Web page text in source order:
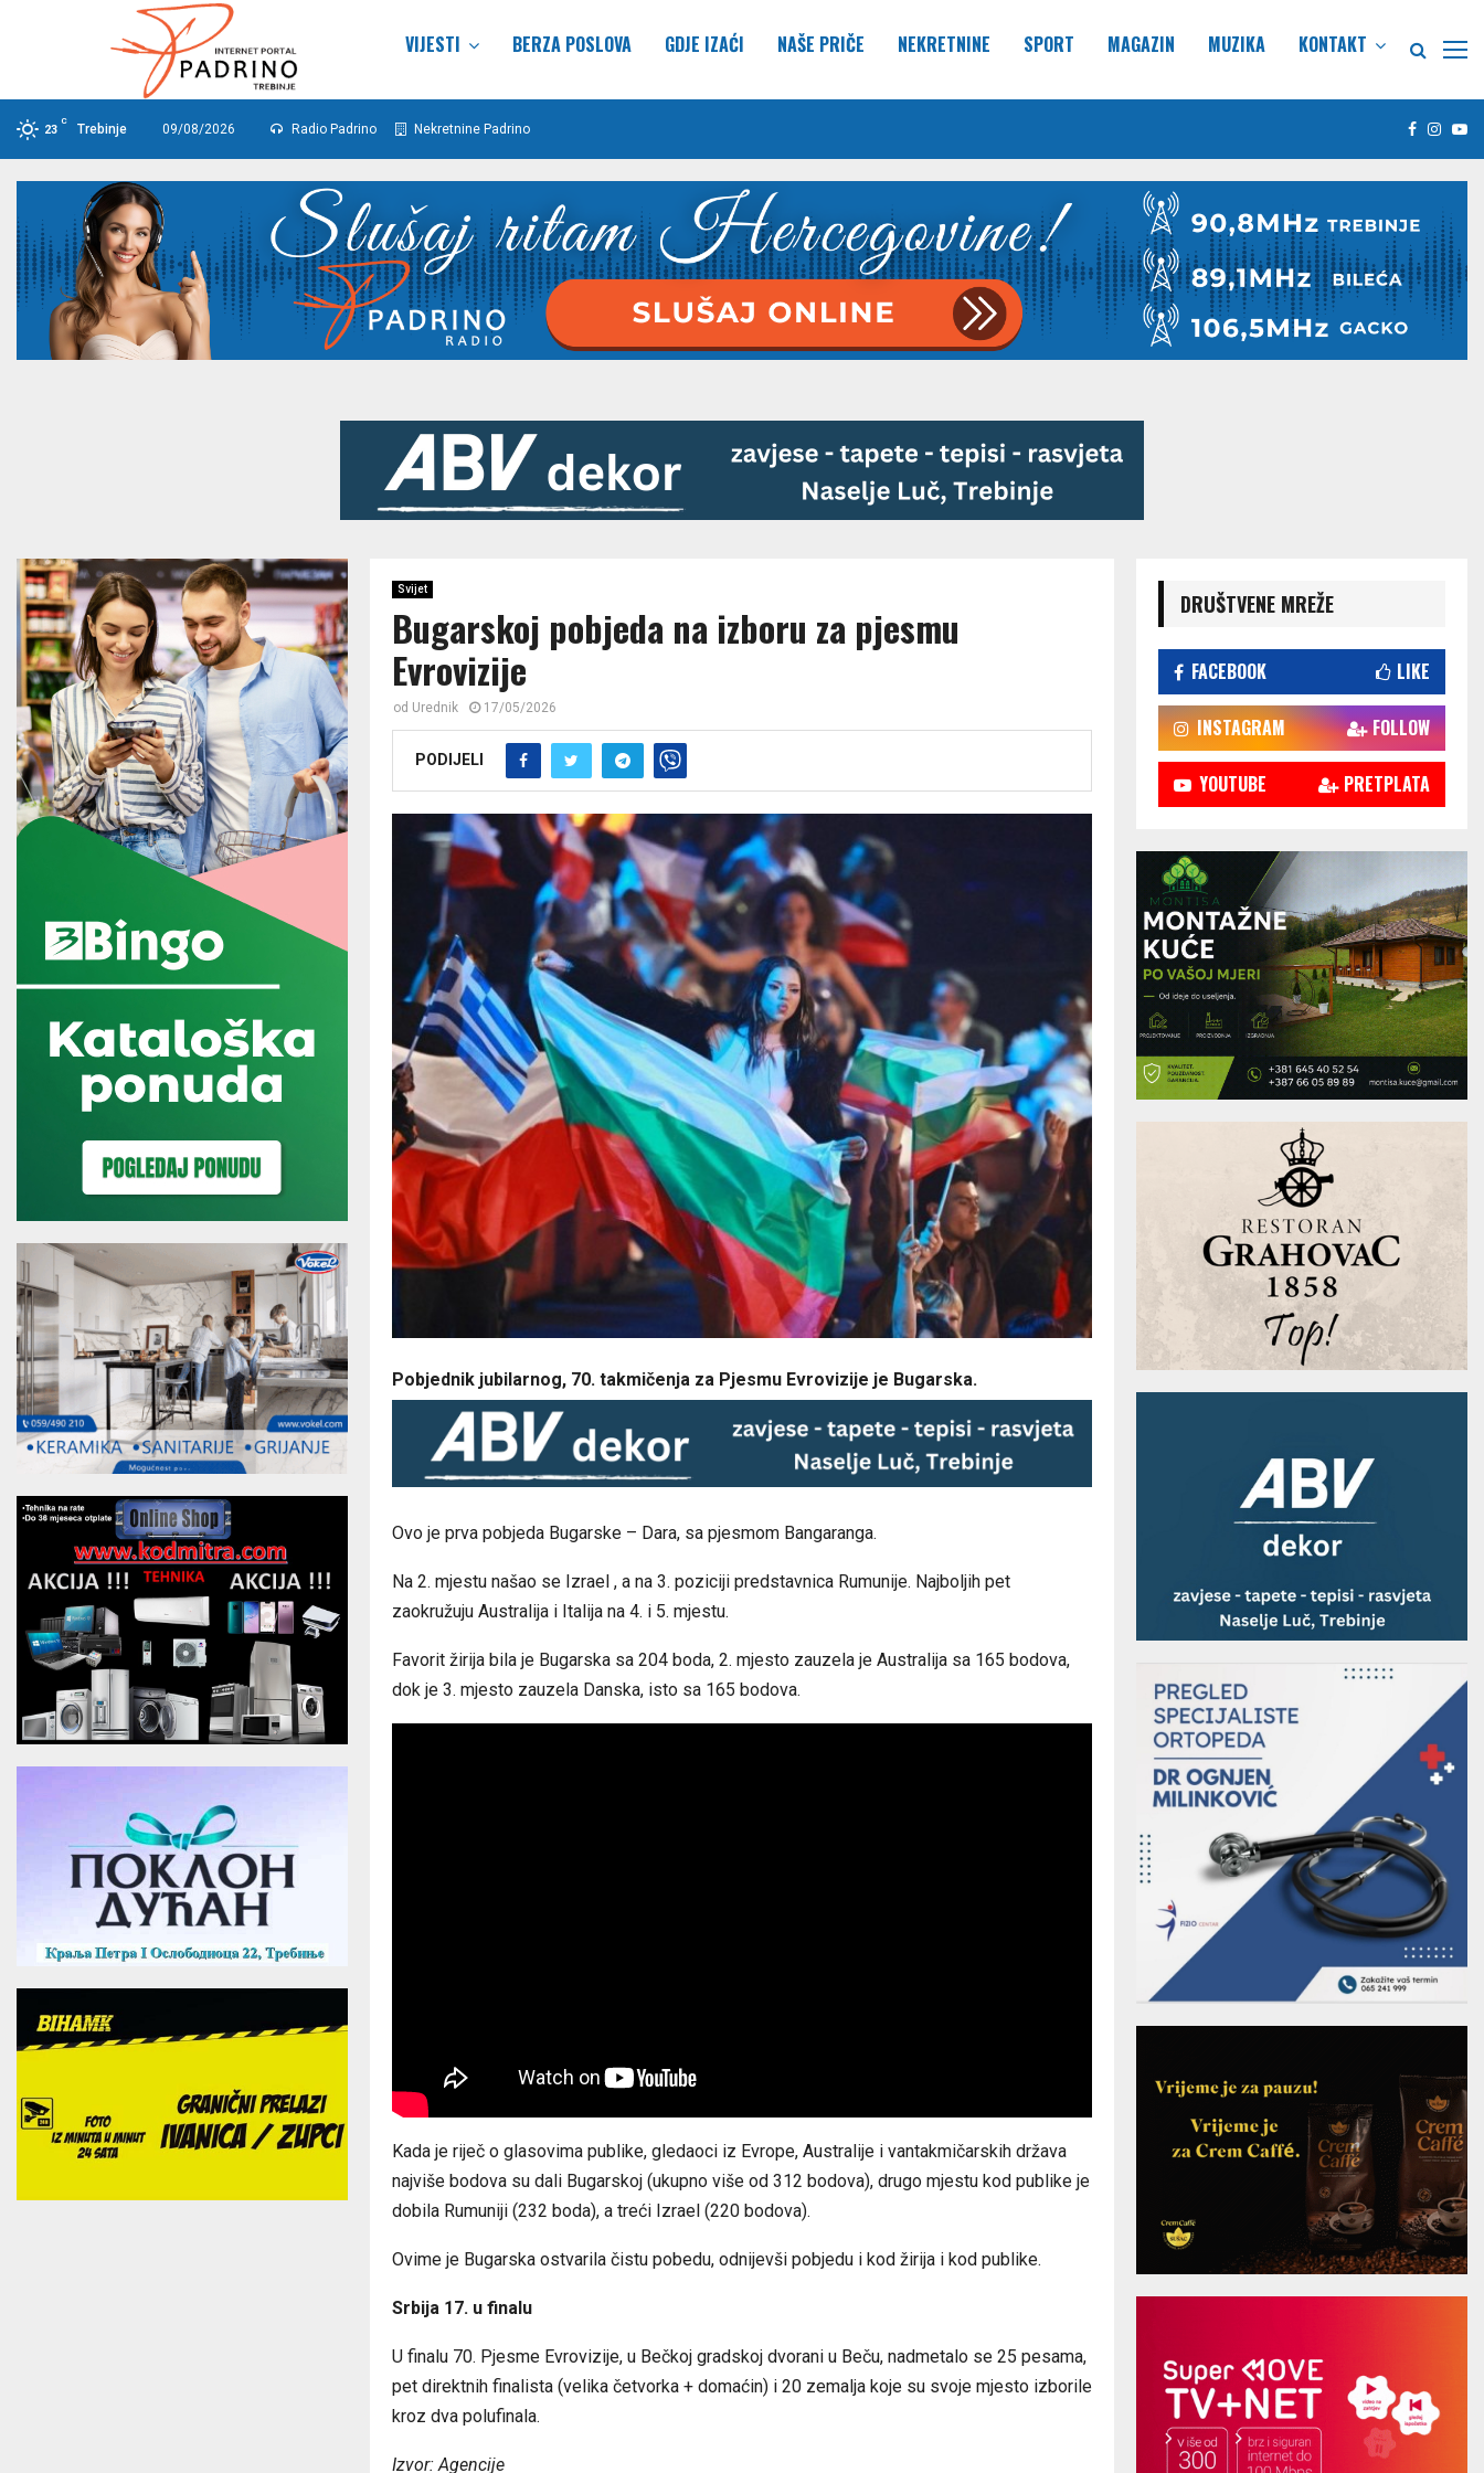
VIJESTI BERZA POSLOVA GDJE IZAĆI NAŠE PRIČE NEKRETNINE SPORT MAGAZIN MUZIKA KONTAKT
23
C
Trebinje 09/08/2026 Radio Padrino Nekretnine Padrino Facebook
Svijet
Bugarskoj pobjeda na izboru za pjesmu
Evrovizije
od Urednik 17/05/2026
PODIJELI
Pobjednik jubilarnog, 70. takmičenja za Pjesmu Evrovizije je Bugarska.
Ovo je prva pobjeda Bugarske – Dara, sa pjesmom Bangaranga.
Na 2. mjestu našao se Izrael , a na 3. poziciji predstavnica Rumunije. Najboljih pet
zaokružuju Australija i Italija na 4. i 5. mjestu.
Favorit žirija bila je Bugarska sa 204 boda, 2. mjesto zauzela je Australija sa 165 bodova,
dok je 3. mjesto zauzela Danska, isto sa 165 bodova.
Kada je riječ o glasovima publike, gledaoci iz Evrope, Australije i vantakmičarskih država
najviše bodova su dali Bugarskoj (ukupno više od 312 bodova), drugo mjestu kod publike je
dobila Rumuniji (232 boda), a treći Izrael (220 bodova).
Ovime je Bugarska ostvarila čistu pobedu, odnijevši pobjedu i kod žirija i kod publike.
Srbija 17. u finalu
U finalu 70. Pjesme Evrovizije, u Bečkoj gradskoj dvorani u Beču, nadmetalo se 25 pesama,
pet direktnih finalista (velika četvorka + domaćin) i 20 zemalja koje su svoje mjesto izborile
kroz dva polufinala.
Izvor: Agencije
DRUŠTVENE MREŽE
FACEBOOK LIKE
INSTAGRAM FOLLOW
YOUTUBE PRETPLATA